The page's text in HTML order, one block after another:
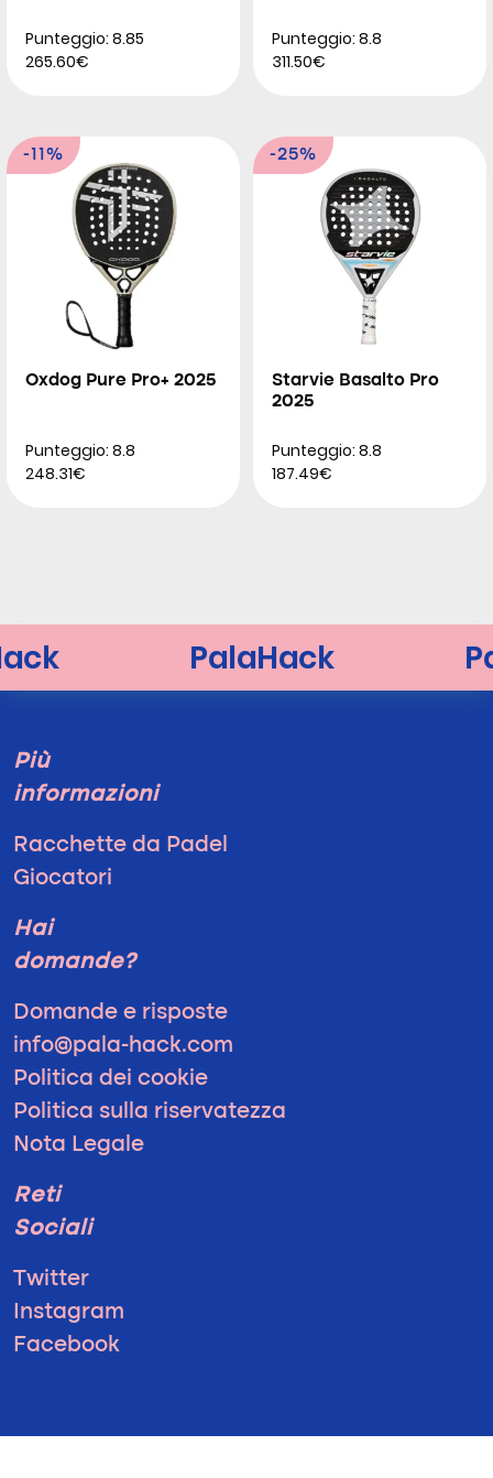
Punteggio: 8.85
265.60€
Punteggio: 8.8
311.50€
-11%
Oxdog Pure Pro+ 2025
Punteggio: 8.8
248.31€
-25%
Starvie Basalto Pro
2025
Punteggio: 8.8
187.49€
Più
informazioni
Racchette da Padel
Giocatori
Hai
domande?
Domande e risposte
info@pala-hack.com
Politica dei cookie
Politica sulla riservatezza
Nota Legale
Reti
Sociali
Twitter
Instagram
Facebook